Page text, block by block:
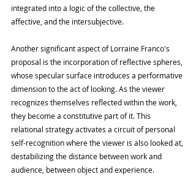
integrated into a logic of the collective, the
affective, and the intersubjective.
Another significant aspect of Lorraine Franco's
proposal is the incorporation of reflective spheres,
whose specular surface introduces a performative
dimension to the act of looking. As the viewer
recognizes themselves reflected within the work,
they become a constitutive part of it. This
relational strategy activates a circuit of personal
self-recognition where the viewer is also looked at,
destabilizing the distance between work and
audience, between object and experience.